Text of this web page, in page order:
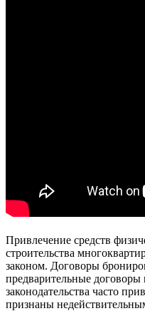
Привлечение средств
строительства
законом. Договоры
предварительные договоры
законодательства часто
признаны